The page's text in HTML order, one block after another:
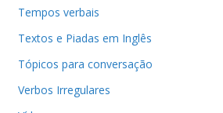
Tempos verbais
Textos e Piadas em Inglês
Tópicos para conversação
Verbos Irregulares